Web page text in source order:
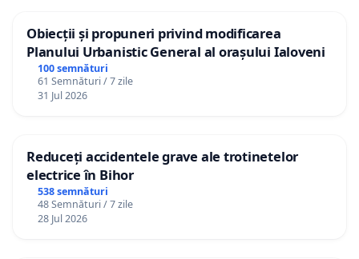
Obiecții și propuneri privind modificarea
Planului Urbanistic General al orașului Ialoveni
100 semnături
61 Semnături / 7 zile
31 Jul 2026
Reduceți accidentele grave ale trotinetelor
electrice în Bihor
538 semnături
48 Semnături / 7 zile
28 Jul 2026